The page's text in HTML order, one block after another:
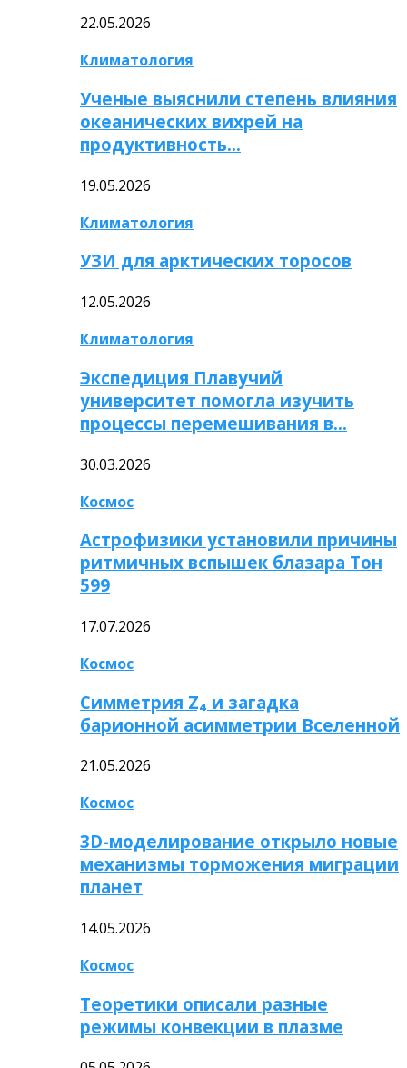
22.05.2026
Климатология
Ученые выяснили степень влияния
океанических вихрей на
продуктивность…
19.05.2026
Климатология
УЗИ для арктических торосов
12.05.2026
Климатология
Экспедиция Плавучий
университет помогла изучить
процессы перемешивания в…
30.03.2026
Космос
Астрофизики установили причины
ритмичных вспышек блазара Тон
599
17.07.2026
Космос
Симметрия Z₄ и загадка
барионной асимметрии Вселенной
21.05.2026
Космос
3D-моделирование открыло новые
механизмы торможения миграции
планет
14.05.2026
Космос
Теоретики описали разные
режимы конвекции в плазме